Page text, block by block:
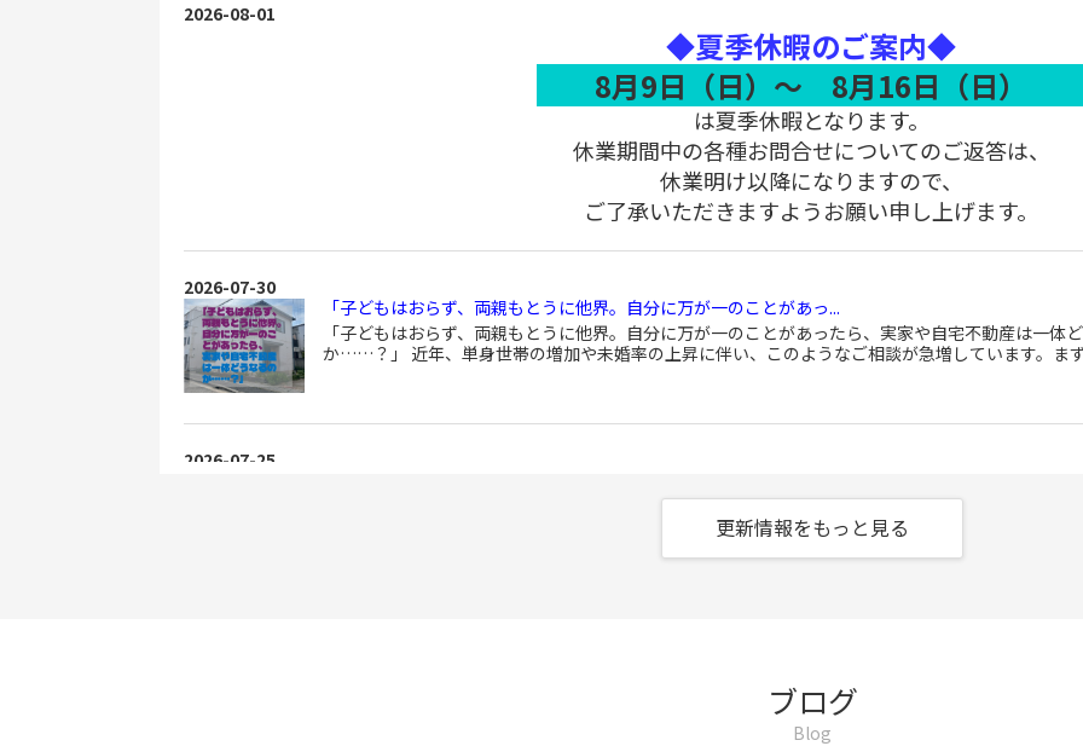
2026-08-01
◆夏季休暇のご案内◆
8月9日（日）～ 8月16日（日
は夏季休暇となります。
休業期間中の各種お問合せについてのご返答は、
休業明け以降になりますので、
ご了承いただきますようお願い申し上げます。
2026-07-30
「子どもはおらず、両親もとうに他界。自分に万が一のことがあっ...
「子どもはおらず、両親もとうに他界。自分に万が一のことがあったら、実家や自宅不動産は一体
か……？」 近年、単身世帯の増加や未婚率の上昇に伴い、このようなご相談が急増しています。ま
2026-07-25
実家売却の落とし穴と対策 親が認知症になると実家は売却できない？知っておくべき理由と唯一の
更新情報をもっと見る
ブログ
Blog